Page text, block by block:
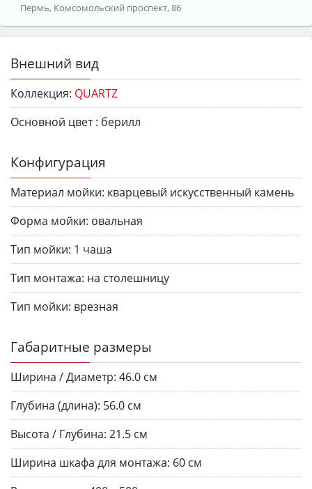
Пермь, Комсомольский проспект, 86
Внешний вид
Коллекция: QUARTZ
Основной цвет : берилл
Конфигурация
Материал мойки: кварцевый искусственный камень
Форма мойки: овальная
Тип мойки: 1 чаша
Тип монтажа: на столешницу
Тип мойки: врезная
Габаритные размеры
Ширина / Диаметр: 46.0 см
Глубина (длина): 56.0 см
Высота / Глубина: 21.5 см
Ширина шкафа для монтажа: 60 см